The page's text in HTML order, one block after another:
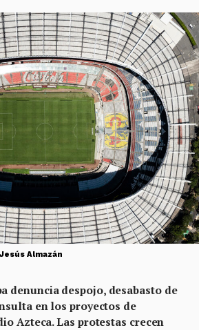
Almazán
denuncia despojo, desabasto de
en los proyectos de
Azteca. Las protestas crecen